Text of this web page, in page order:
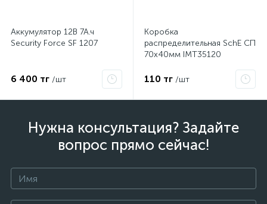
Аккумулятор 12В 7А.ч
Security Force SF 1207
6 400 тг /шт
Коробка
распределительная SchE СП
70х40мм IMT35120
110 тг /шт
Нужна консультация? Задайте
вопрос прямо сейчас!